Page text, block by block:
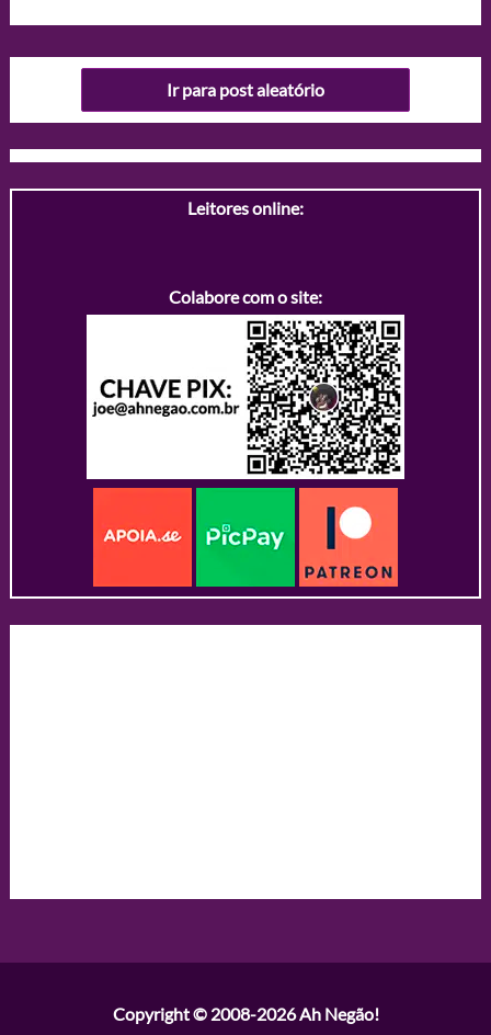
Ir para post aleatório
Leitores online:
Colabore com o site:
Copyright © 2008-2026Ah Negão!